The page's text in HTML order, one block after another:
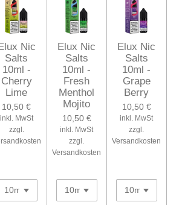
Nic
Salts
10ml -
Cherry
Lime
10,50 €
inkl. MwSt
zzgl.
Elux Nic
Salts
10ml -
Fresh
Menthol
Mojito
10,50 €
inkl. MwSt
zzgl.
Versandkosten
Elux Nic
Salts
10ml -
Grape
Berry
10,50 €
inkl. MwSt
zzgl.
Versandkosten